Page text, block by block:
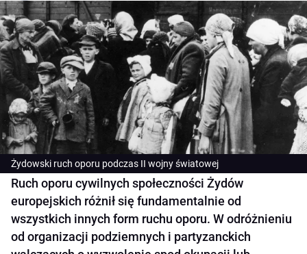
Żydowski ruch oporu podczas II wojny światowej
Ruch oporu cywilnych społeczności Żydów
europejskich różnił się fundamentalnie od
wszystkich innych form ruchu oporu. W odróżnieniu
od organizacji podziemnych i partyzanckich